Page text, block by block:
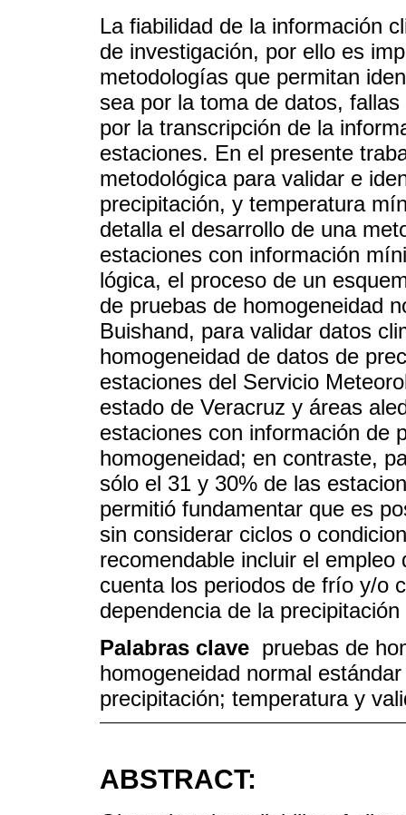
La fiabilidad de la información
de investigación, por ello es
metodologías que permitan
sea por la toma de datos,
por la transcripción de la
estaciones. En el presente
metodológica para validar e
precipitación, y temperatura
detalla el desarrollo de una
estaciones con información
lógica, el proceso de un
de pruebas de homogeneidad
Buishand, para validar datos
homogeneidad de datos de
estaciones del Servicio
estado de Veracruz y áreas
estaciones con información de
homogeneidad; en contraste,
sólo el 31 y 30% de las
permitió fundamentar que es
sin considerar ciclos o
recomendable incluir el
cuenta los periodos de frío y/o
dependencia de la
Palabras clave pruebas de
homogeneidad normal
precipitación; temperatura y
ABSTRACT: